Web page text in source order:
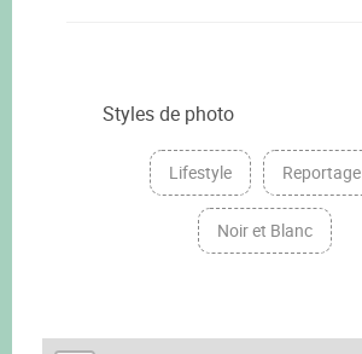
Styles de photo
Lifestyle Reportage
Noir et Blanc